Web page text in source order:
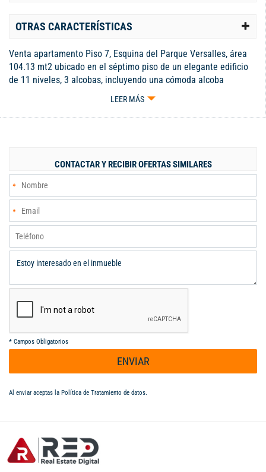
OTRAS CARACTERÍSTICAS
Venta apartamento Piso 7, Esquina del Parque Versalles, área
104.13 mt2 ubicado en el séptimo piso de un elegante edificio
de 11 niveles, 3 alcobas, incluyendo una cómoda alcoba
principal con baño privado y balcón, con una agradable vista,
de servicio y zona de oficios independiente muy cómoda, un
ubicación privilegiada en esquina, Vista abierta y fresca una de
las zonas más cotizadas y tradicionales del norte de Cali,
estratégicamente situado, con fácil acceso a vías principales,
transporte público, supermercados, clínicas y centros
comerciales. Valor administración: $743 mil.
LEER MÁS
CONTACTAR Y RECIBIR OFERTAS SIMILARES
* Campos Obligatorios
ENVIAR
Al enviar aceptas la Política de Tratamiento de datos.